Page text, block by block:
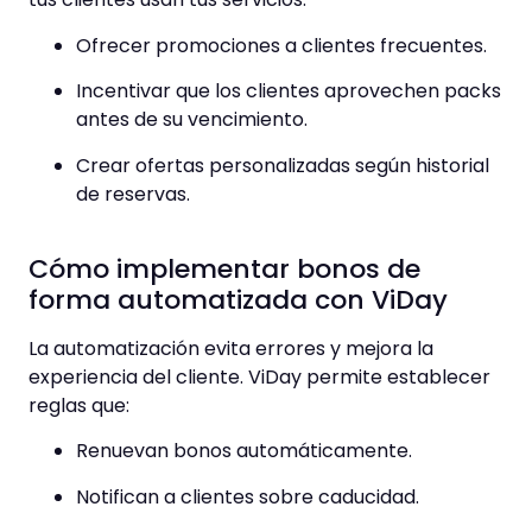
Ofrecer promociones a clientes frecuentes.
Incentivar que los clientes aprovechen packs
antes de su vencimiento.
Crear ofertas personalizadas según historial
de reservas.
Cómo implementar bonos de
forma automatizada con ViDay
La automatización evita errores y mejora la
experiencia del cliente. ViDay permite establecer
reglas que:
Renuevan bonos automáticamente.
Notifican a clientes sobre caducidad.